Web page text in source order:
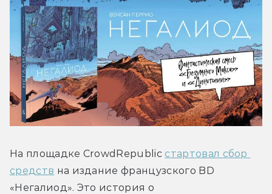
На площадке CrowdRepublic стартовал сбор
средств на издание французского BD
«Негалиод». Это история о